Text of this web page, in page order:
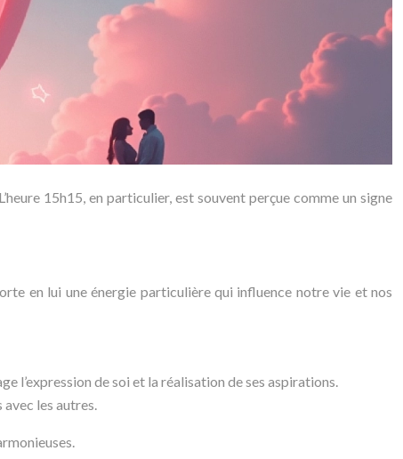
15h15, en particulier, est souvent perçue comme un signe
en lui une énergie particulière qui influence notre vie et nos
l’expression de soi et la réalisation de ses aspirations.
les autres.